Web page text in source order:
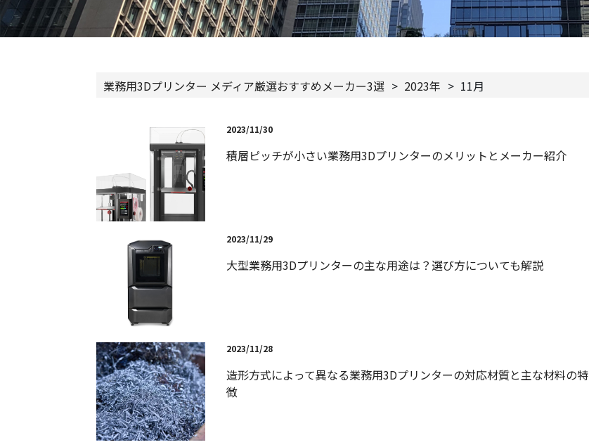
業務用3Dプリンター メディア厳選おすすめメーカー3選 > 2023年 > 11月
2023/11/30
積層ピッチが小さい業務用3Dプリンターのメリットとメーカー紹介
2023/11/29
大型業務用3Dプリンターの主な用途は？選び方についても解説
2023/11/28
造形方式によって異なる業務用3Dプリンターの対応材質と主な材料の特
徴